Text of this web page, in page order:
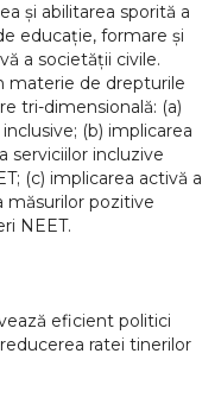
și abilitarea sporită a
educație, formare și
a societății civile.
materie de drepturile
tri-dimensională: (a)
(b) implicarea
serviciilor incluzive
(c) implicarea activă a
măsurilor pozitive
NEET.
eficient politici
ratei tinerilor